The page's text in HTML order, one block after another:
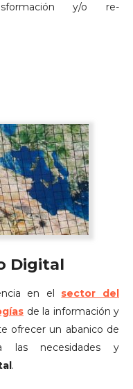
y/o re-
Digital
en el sector del
de la información y
ofrecer un abanico de
las necesidades y
.